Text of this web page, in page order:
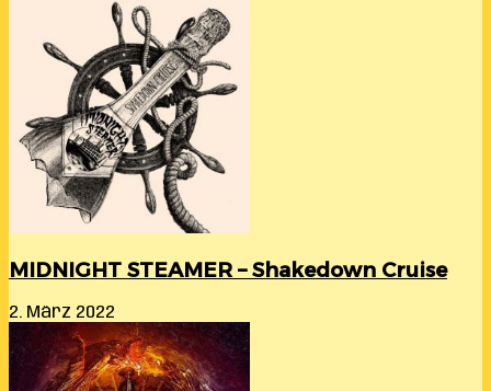
MIDNIGHT STEAMER – Shakedown Cruise
2. März 2022